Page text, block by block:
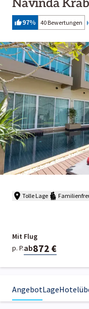
Navinda
97% 40 Bewertungen
Tolle Lage
Mit Flug
p. P.ab872 €
AngebotLage